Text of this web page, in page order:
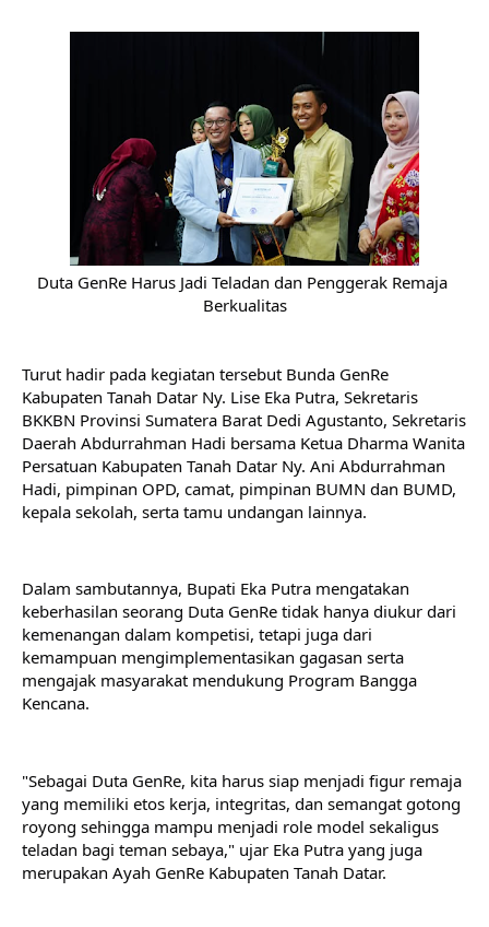
Duta GenRe Harus Jadi Teladan dan Penggerak Remaja
Berkualitas
Turut hadir pada kegiatan tersebut Bunda GenRe
Kabupaten Tanah Datar Ny. Lise Eka Putra, Sekretaris
BKKBN Provinsi Sumatera Barat Dedi Agustanto, Sekretaris
Daerah Abdurrahman Hadi bersama Ketua Dharma Wanita
Persatuan Kabupaten Tanah Datar Ny. Ani Abdurrahman
Hadi, pimpinan OPD, camat, pimpinan BUMN dan BUMD,
kepala sekolah, serta tamu undangan lainnya.
Dalam sambutannya, Bupati Eka Putra mengatakan
keberhasilan seorang Duta GenRe tidak hanya diukur dari
kemenangan dalam kompetisi, tetapi juga dari
kemampuan mengimplementasikan gagasan serta
mengajak masyarakat mendukung Program Bangga
Kencana.
"Sebagai Duta GenRe, kita harus siap menjadi figur remaja
yang memiliki etos kerja, integritas, dan semangat gotong
royong sehingga mampu menjadi role model sekaligus
teladan bagi teman sebaya," ujar Eka Putra yang juga
merupakan Ayah GenRe Kabupaten Tanah Datar.